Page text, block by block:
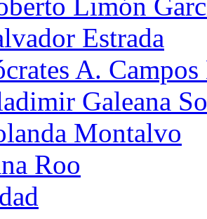
Estrada
A.
Galeana
Montalvo
Roo